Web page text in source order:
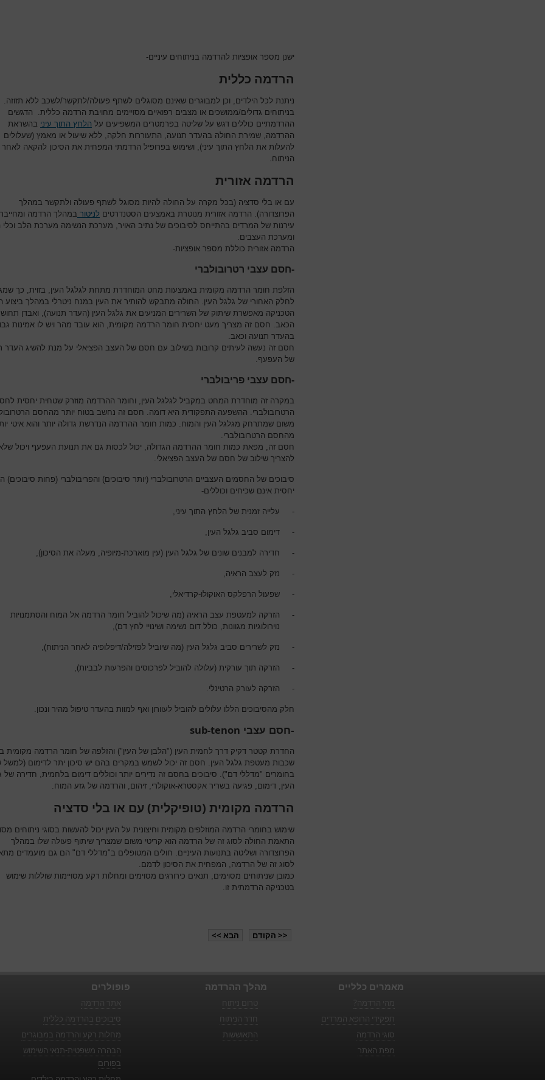
ישנן מספר אופציות להרדמה בניתוחים עיניים-
הרדמה כללית
ניתנת לכל הילדים, וכן למבוגרים שאינם מסוגלים לשתף פעולה/לתקשר/לשכב ללא תזוזה.
בניתוחים גדולים/ממושכים או מצבים רפואיים מסויימים מחויבת הרדמה כללית. הדגשים
ההרדמתיים כוללים דגש על שליטה בפרמטרים המשפיעים על הלחץ התוך עיני בהשראת
ההרדמה, שמירת החולה בהעדר תנועה, התעוררות חלקה, ללא שיעול או מאמץ (שעלולים
להעלות את הלחץ התוך עיני), ושימוש בפרופיל הרדמתי המפחית את הסיכון להקאה לאחר
הניתוח.
הרדמה אזורית
עם או בלי סדציה (בכל מקרה על החולה להיות מסוגל לשתף פעולה ולתקשר במהלך
הפרוצדורה). הרדמה אזורית מנוטרת באמצעים הסטנדרטים לניטור במהלך הרדמה
עירנות של המרדים בהתייחס לסיבוכים של נתיב האויר, מערכת הנשימה מערכת הלב
ומערכת העצבים.
הרדמה אזורית כוללת מספר אופציות-
-חסם עצבי רטרובולברי
הזלפת חומר הרדמה מקומית באמצעות מחט המוחדרת מתחת לגלגל העין, בזוית, כך
לחלק האחורי של גלגל העין. החולה מתבקש להותיר את העין במנח ניטרלי במהלך
הטכניקה מאפשרת שיתוק של השרירים המניעים את גלגל העין (העדר תנועה), ואבדן
הכאב. חסם זה מצריך מעט יחסית חומר הרדמה מקומית, הוא עובד מהר ויש לו אמינות
בהעדר תנועה וכאב.
חסם זה נעשה לעיתים קרובות בשילוב עם חסם של העצב הפציאלי על מנת להשיג העדר
של העפעף.
-חסם עצבי פריבולברי
במקרה זה מוחדרת המחט במקביל לגלגל העין, וחומר ההרדמה מוזרק שטחית יחסית
הרטרובולברי. ההשפעה התפקודית היא דומה. חסם זה נחשב בטוח יותר מהחסם
משום שמתרחק מגלגל העין והמוח. כמות חומר ההרדמה הנדרשת גדולה יותר והוא איטי
מהחסם הרטרובולברי.
חסם זה, מפאת כמות חומר ההרדמה הגדולה, יכול לכסות גם את תנועת העפעף ויכול
להצריך שילוב של חסם של העצב הפציאלי.
סיבוכים של החסמים העצביים הרטרובולברי (יותר סיבוכים) והפריבולברי (פחות סיבוכים)
יחסית אינם שכיחים וכוללים-
- עלייה זמנית של הלחץ התוך עיני,
- דימום סביב גלגל העין,
- חדירה למבנים שונים של גלגל העין (עין מוארכת-מיופיה, מעלה את הסיכון),
- נזק לעצב הראיה,
- שפעול הרפלקס האוקולו-קרדיאלי,
-
הזרקה למעטפת עצב הראיה (מה שיכול להוביל חומר הרדמה אל המוח והסתמנויות
נוירולוגיות מגוונות, כולל דום נשימה ושינויי לחץ דם),
- נזק לשרירים סביב גלגל העין (מה שיוביל לפזילה/דיפלופיה לאחר הניתוח),
- הזרקה תוך עורקית (עלולה להוביל לפרכוסים והפרעות לבביות),
- הזרקה לעורק הרטינלי.
חלק מהסיבוכים הללו עלולים להוביל לעוורון ואף למוות בהעדר טיפול מהיר ונכון.
-חסם עצבי sub-tenon
החדרת קטטר דקיק דרך לחמית העין ("הלבן של העין") והזלפה של חומר הרדמה מקומית
שכבות מעטפת גלגל העין. חסם זה יכול לשמש במקרים בהם יש סיכון יתר לדימום (למשל
בחומרים "מדללי דם"). סיבוכים בחסם זה נדירים יותר וכוללים דימום בלחמית, חדירה של
העין, דימום, פגיעה בשריר אקסטרא-אוקולרי, זיהום, והרדמה של גזע המוח.
הרדמה מקומית (טופיקלית) עם או בלי סדציה
שימוש בחומרי הרדמה המוזלפים מקומית וחיצונית על העין יכול להעשות בסוגי ניתוחים
התאמת החולה לסוג זה של הרדמה הוא קריטי משום שמצריך שיתוף פעולה שלו במהלך
הפרוצדורה ושליטה בתנועות העיניים. חולים המטופלים ב"מדללי דם" הם גם מועמדים
לסוג זה של הרדמה, המפחית את הסיכון לדמם.
כמובן שניתוחים מסוימים, תנאים כירורגים מסוימים ומחלות רקע מסויימות שוללות שימוש
בטכניקה הרדמתית זו.
<< הקודם הבא >>
פופולרים
סיבוכים בהרדמה כללית
מחלות רקע והרדמה במבוגרים
הבהרה משפטית-תנאי השימוש
בפורום
מהלך ההרדמה
חדר הניתוח
התאוששות
מאמרים כלליים
תפקידי הרופא המרדים
סוגי הרדמה
מפת האתר